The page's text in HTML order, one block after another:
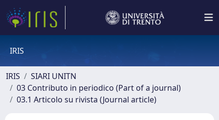
IRIS
IRIS
SIARI UNITN
03 Contributo in periodico (Part of a journal)
03.1 Articolo su rivista (Journal article)